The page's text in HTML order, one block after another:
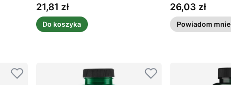
Cena
21,81 zł
Do koszyka
Cena
26,03 zł
Powiadom mnie